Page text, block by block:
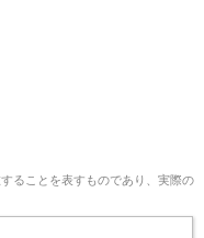
ることを表すものであり、実際の